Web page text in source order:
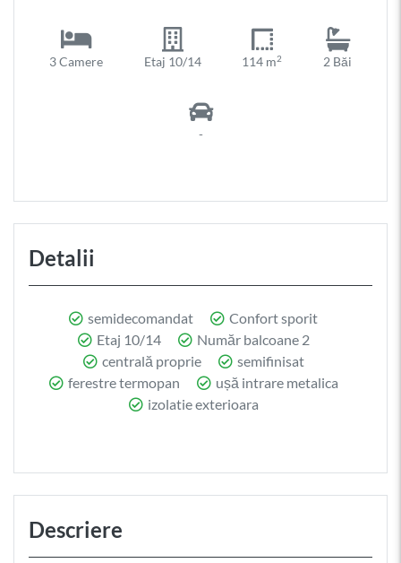
3 Camere Etaj 10/14 114 m2 2 Băi
-
Detalii
semidecomandat
Confort sporit
Etaj 10/14
Număr balcoane 2
centrală proprie
semifinisat
ferestre termopan
ușă intrare metalica
izolatie exterioara
Descriere